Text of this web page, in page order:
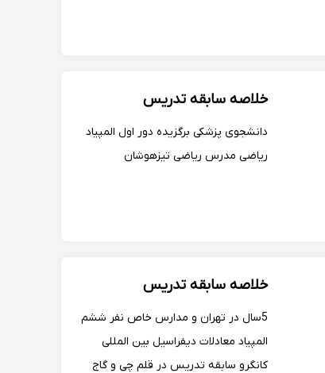
خلاصه سابقه تدریس
دانشجوی پزشکی برگزیده دور اول المپیاد
ریاضی مدرس ریاضی تیزهوشان
خلاصه سابقه تدریس
5سال در تهران و مدارس خاص نفر ششم
المپیاد معادلات دیفراسیل بین المللی
کانگرو سابقه تدریس در قلم چی و گاج